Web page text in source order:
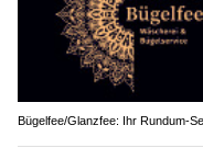
Bügelfee/Glanzfee: Ihr Rundum-